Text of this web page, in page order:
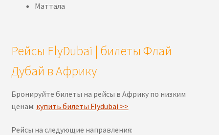
Маттала
Рейсы FlyDubai | билеты Флай
Дубай в Африку
Бронируйте билеты на рейсы в Африку по низким
ценам: купить билеты Flydubai >>
Рейсы на следующие направления: